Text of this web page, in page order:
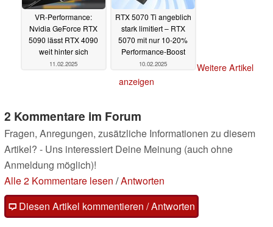
VR-Performance:
Nvidia GeForce RTX
5090 lässt RTX 4090
weit hinter sich
11.02.2025
RTX 5070 Ti angeblich
stark limitiert – RTX
5070 mit nur 10-20%
Performance-Boost
10.02.2025
Weitere Artikel
anzeigen
2 Kommentare im Forum
Fragen, Anregungen, zusätzliche Informationen zu diesem
Artikel? - Uns interessiert Deine Meinung (auch ohne
Anmeldung möglich)!
Alle 2 Kommentare lesen /Antworten
Diesen Artikel kommentieren / Antworten